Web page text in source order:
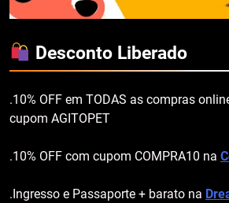
Desconto Liberado
.10% OFF em TODAS as compras
cupom AGITOPET
.10% OFF com cupom COMPRA10 na
.Ingresso e Passaporte + barato na